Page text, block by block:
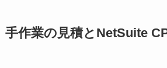
手作業の見積とNetSuite